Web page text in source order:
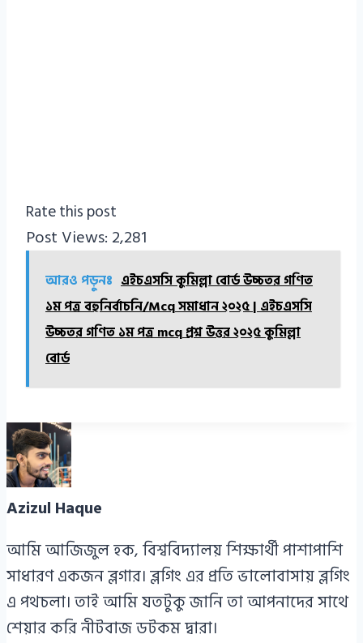
Rate this post
Post Views: 2,281
আরও পড়ুনঃ এইচএসসি কুমিল্লা বোর্ড উচ্চতর গণিত
১ম পত্র বহুনির্বাচনি/Mcq সমাধান ২০২৫ | এইচএসসি
উচ্চতর গণিত ১ম পত্র mcq প্রশ্ন উত্তর ২০২৫ কুমিল্লা
বোর্ড
Azizul Haque
আমি আজিজুল হক, বিশ্ববিদ্যালয় শিক্ষার্থী পাশাপাশি
সাধারণ একজন ব্লগার। ব্লগিং এর প্রতি ভালোবাসায় ব্লগিং
এ পথচলা। তাই আমি যতটুকু জানি তা আপনাদের সাথে
শেয়ার করি নীটবাজ ডটকম দ্বারা।